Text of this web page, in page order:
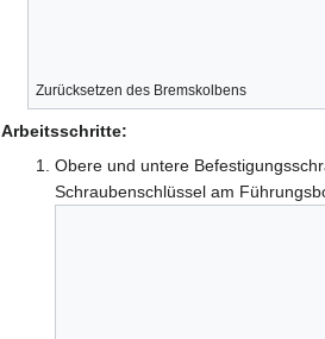
Zurücksetzen des Bremskolbens
Arbeitsschritte:
Obere und untere
Schraubenschlüssel am